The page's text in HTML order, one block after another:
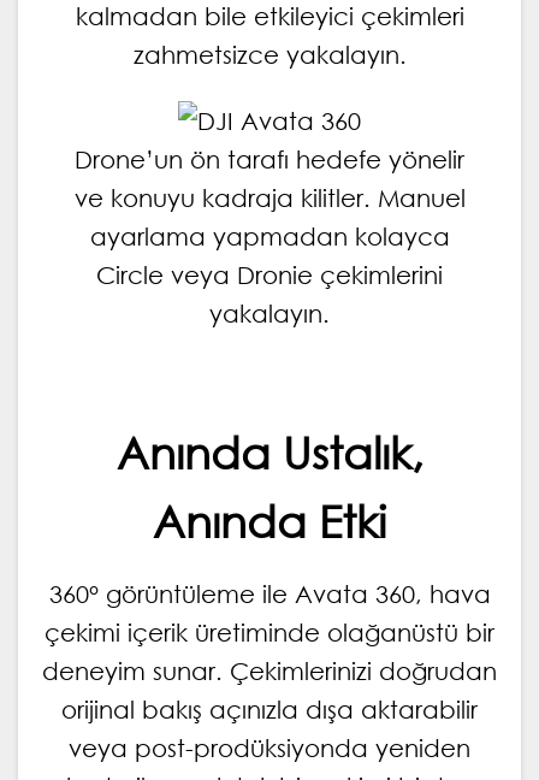
kalmadan bile etkileyici çekimleri
zahmetsizce yakalayın.
Drone’un ön tarafı hedefe yönelir
ve konuyu kadraja kilitler. Manuel
ayarlama yapmadan kolayca
Circle veya Dronie çekimlerini
yakalayın.
Anında Ustalık,
Anında Etki
360° görüntüleme ile Avata 360, hava
çekimi içerik üretiminde olağanüstü bir
deneyim sunar. Çekimlerinizi doğrudan
orijinal bakış açınızla dışa aktarabilir
veya post-prodüksiyonda yeniden